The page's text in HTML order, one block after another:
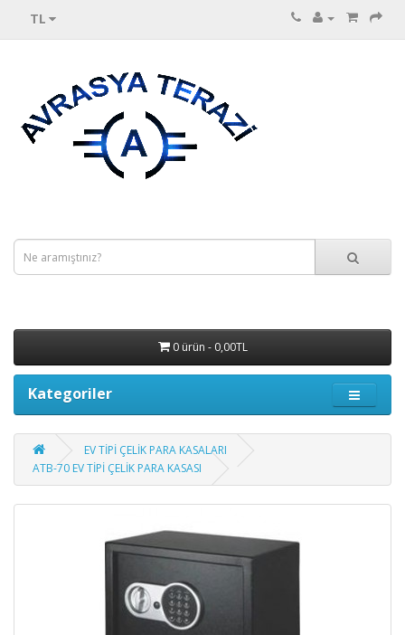
TL
0 ürün - 0,00TL
Kategoriler
EV TİPİ ÇELİK PARA KASALARI
ATB-70 EV TİPİ ÇELİK PARA KASASI